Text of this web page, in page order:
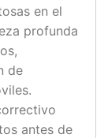
en el
profunda
de
antes de